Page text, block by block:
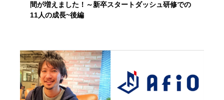
間が増えました！～新卒スタートダッシュ研修での
11人の成長~後編